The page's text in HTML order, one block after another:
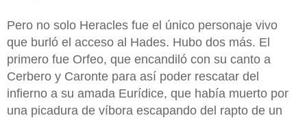
Pero no solo Heracles fue el único personaje vivo
que burló el acceso al Hades. Hubo dos más. El
primero fue Orfeo, que encandiló con su canto a
Cerbero y Caronte para así poder rescatar del
infierno a su amada Eurídice, que había muerto por
una picadura de víbora escapando del rapto de un